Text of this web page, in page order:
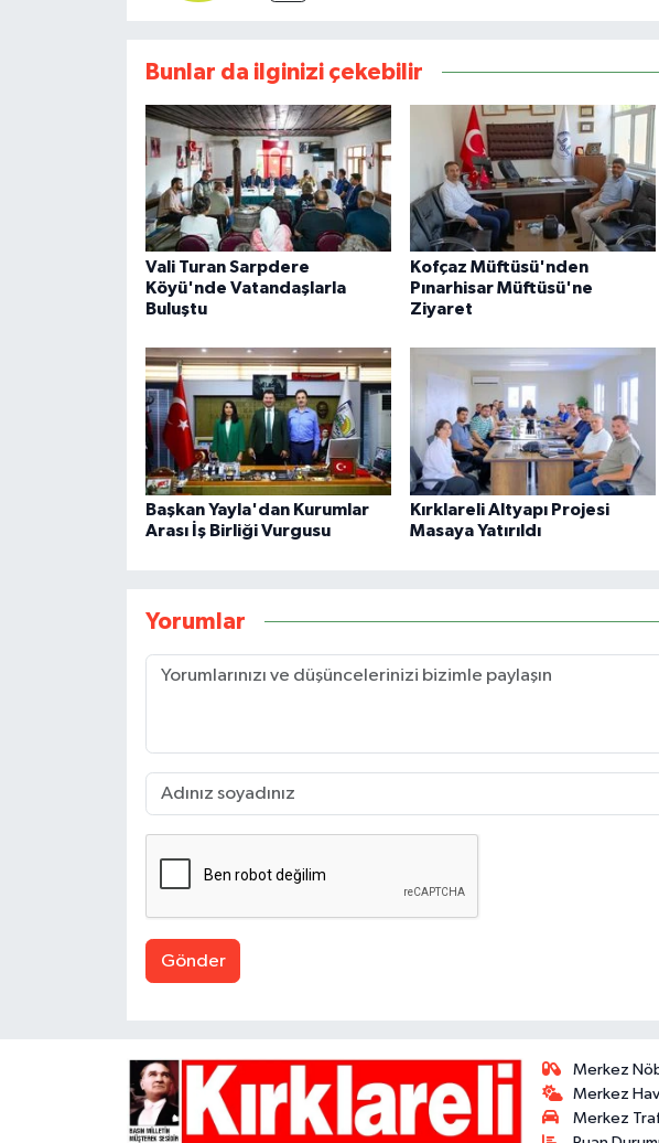
Bunlar da ilginizi çekebilir
Vali Turan Sarpdere
Köyü'nde Vatandaşlarla
Buluştu
Kofçaz Müftüsü'nden
Pınarhisar Müftüsü'ne
Ziyaret
Başkan Yayla'dan Kurumlar
Arası İş Birliği Vurgusu
Kırklareli Altyapı Projesi
Masaya Yatırıldı
Yorumlar
Gönder
Merkez
Merkez
Merkez